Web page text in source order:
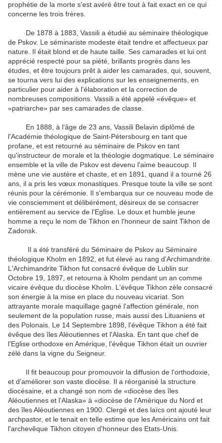
prophétie de la morte s'est avéré être tout à fait exact en ce qui
concerne les trois frères.
De 1878 à 1883, Vassili a étudié au séminaire théologique
de Pskov. Le séminariste modeste était tendre et affectueux par
nature. Il était blond et de haute taille. Ses camarades et lui ont
apprécié respecté pour sa piété, brillants progrès dans les
études, et être toujours prêt à aider les camarades, qui, souvent,
se tourna vers lui des explications sur les enseignements, en
particulier pour aider à l'élaboration et la correction de
nombreuses compositions. Vassili a été appelé «évêque» et
«patriarche» par ses camarades de classe.
En 1888, à l'âge de 23 ans, Vassili Belavin diplômé de
l'Académie théologique de Saint-Pétersbourg en tant que
profane, et est retourné au séminaire de Pskov en tant
qu'instructeur de morale et la théologie dogmatique. Le séminaire
ensemble et la ville de Pskov est devenu l'aime beaucoup. Il
mène une vie austère et chaste, et en 1891, quand il a tourné 26
ans, il a pris les vœux monastiques. Presque toute la ville se sont
réunis pour la cérémonie. Il s'embarqua sur ce nouveau mode de
vie consciemment et délibérément, désireux de se consacrer
entièrement au service de l'Eglise. Le doux et humble jeune
homme a reçu le nom de Tikhon en l'honneur de saint Tikhon de
Zadonsk.
Il a été transféré du Séminaire de Pskov au Séminaire
théologique Kholm en 1892, et fut élevé au rang d'Archimandrite.
L'Archimandrite Tikhon fut consacré évêque de Lublin sur
Octobre 19, 1897, et retourna à Kholm pendant un an comme
vicaire évêque du diocèse Kholm. L'évêque Tikhon zèle consacré
son énergie à la mise en place du nouveau vicariat. Son
attrayante morale maquillage gagné l'affection générale, non
seulement de la population russe, mais aussi des Lituaniens et
des Polonais. Le 14 Septembre 1898, l'évêque Tikhon a été fait
évêque des îles Aléoutiennes et l'Alaska. En tant que chef de
l'Eglise orthodoxe en Amérique, l'évêque Tikhon était un ouvrier
zélé dans la vigne du Seigneur.
Il fit beaucoup pour promouvoir la diffusion de l'orthodoxie,
et d'améliorer son vaste diocèse. Il a réorganisé la structure
diocésaine, et a changé son nom de «diocèse des îles
Aléoutiennes et l'Alaska» à «diocèse de l'Amérique du Nord et
des îles Aléoutiennes en 1900. Clergé et des laïcs ont ajouté leur
archpastor, et le tenait en telle estime que les Américains ont fait
l'archevêque Tikhon citoyen d'honneur des Etats-Unis.